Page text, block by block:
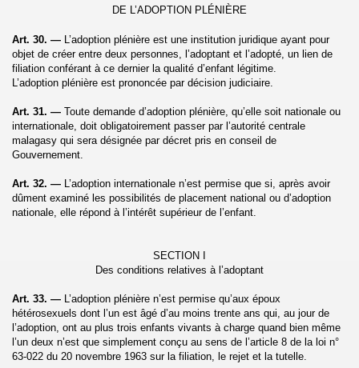
DE L’ADOPTION PLÉNIÈRE
Art. 30. — L’adoption plénière est une institution juridique ayant pour
objet de créer entre deux personnes, l’adoptant et l’adopté, un lien de
filiation conférant à ce dernier la qualité d’enfant légitime.
L’adoption plénière est prononcée par décision judiciaire.
Art. 31. — Toute demande d’adoption plénière, qu’elle soit nationale ou
internationale, doit obligatoirement passer par l’autorité centrale
malagasy qui sera désignée par décret pris en conseil de
Gouvernement.
Art. 32. — L’adoption internationale n’est permise que si, après avoir
dûment examiné les possibilités de placement national ou d’adoption
nationale, elle répond à l’intérêt supérieur de l’enfant.
SECTION I
Des conditions relatives à l’adoptant
Art. 33. — L’adoption plénière n’est permise qu’aux époux
hétérosexuels dont l’un est âgé d’au moins trente ans qui, au jour de
l’adoption, ont au plus trois enfants vivants à charge quand bien même
l’un deux n’est que simplement conçu au sens de l’article 8 de la loi n°
63‑022 du 20 novembre 1963 sur la filiation, le rejet et la tutelle.